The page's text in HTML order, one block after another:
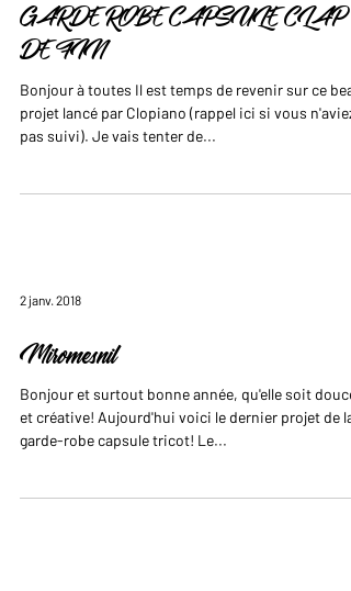
GARDE ROBE CAPSULE CLAP
DE FIN
Bonjour à toutes Il est temps de revenir sur ce
projet lancé par Clopiano (rappel ici si vous n'aviez
pas suivi). Je vais tenter de...
2 janv. 2018
Miromesnil
Bonjour et surtout bonne année, qu'elle soit douce
et créative! Aujourd'hui voici le dernier projet de la
garde-robe capsule tricot! Le...